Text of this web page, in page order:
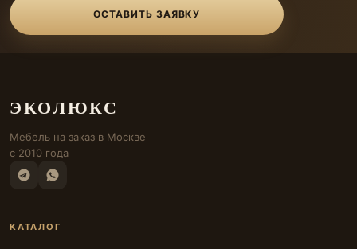
ОСТАВИТЬ ЗАЯВКУ
ЭКОЛЮКС
Мебель на заказ в Москве
с 2010 года
КАТАЛОГ